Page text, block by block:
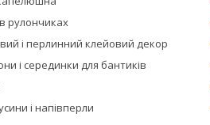
рулончиках
і перлинний клейовий декор
і серединки для бантиків
і напівперли